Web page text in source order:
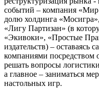
событий – компания
долю холдинга
«Лигу Партизан» (в
«Экивоки», «Простые
издательств) – оставаясь
компаниями посредством
решать вопросы
а главное – заниматься
настольных игр.